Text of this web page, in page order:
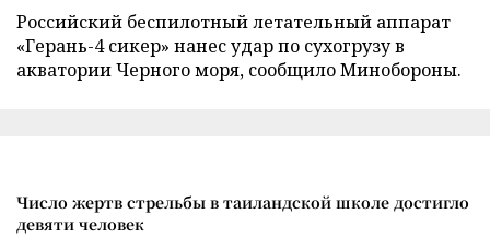
Российский беспилотный летательный аппарат
«Герань-4 сикер» нанес удар по сухогрузу в
акватории Черного моря, сообщило Минобороны.
Число жертв стрельбы в таиландской школе достигло
девяти человек